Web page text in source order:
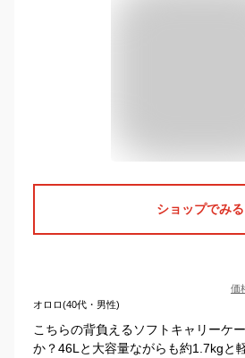
ショップでみる
価
オロロ(40代・男性)
こちらの背負えるソフトキャリーケ
か？46Lと大容量ながらも約1.7kgと